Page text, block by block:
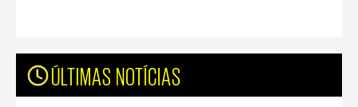
ÚLTIMAS NOTÍCIAS